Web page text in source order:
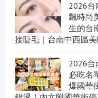
2026台
飄時尚
生的台
接睫毛｜台南中西區
2026台
必吃名
爆國華